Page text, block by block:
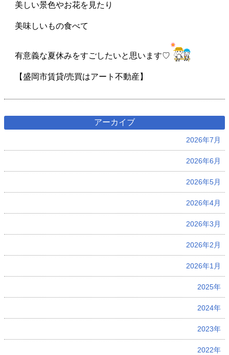
美しい景色やお花を見たり
美味しいもの食べて
有意義な夏休みをすごしたいと思います♡
【盛岡市賃貸/売買はアート不動産】
アーカイブ
2026年7月
2026年6月
2026年5月
2026年4月
2026年3月
2026年2月
2026年1月
2025年
2024年
2023年
2022年